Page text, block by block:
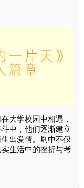
大学校园中相遇，
中，他们逐渐建立
出爱情。剧中不仅
生活中的挫折与考